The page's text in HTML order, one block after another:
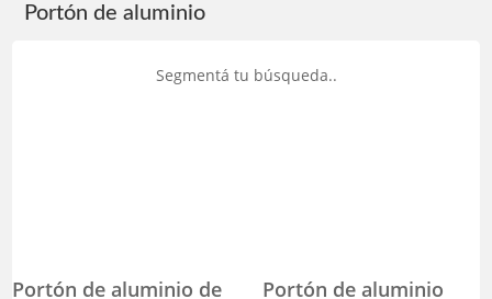
Portón de aluminio
Segmentá tu búsqueda..
Portón de aluminio de Portón de aluminio